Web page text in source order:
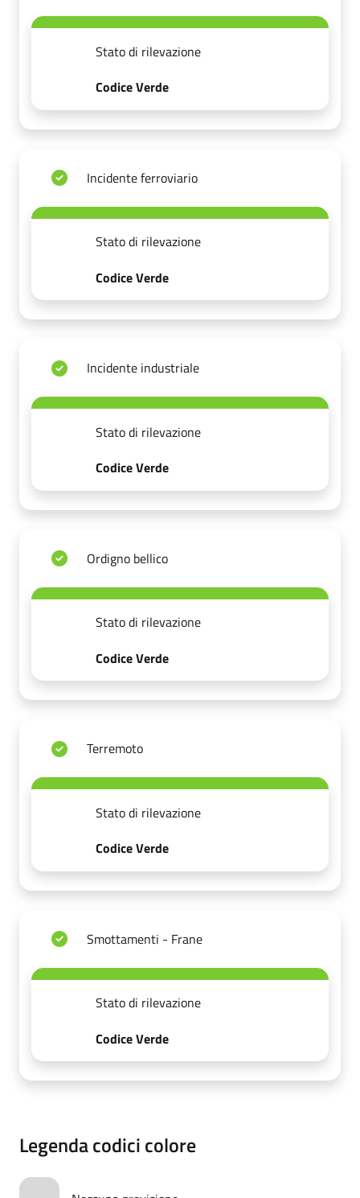
Stato di rilevazione
Codice Verde
Incidente ferroviario
Stato di rilevazione
Codice Verde
Incidente industriale
Stato di rilevazione
Codice Verde
Ordigno bellico
Stato di rilevazione
Codice Verde
Terremoto
Stato di rilevazione
Codice Verde
Smottamenti - Frane
Stato di rilevazione
Codice Verde
Legenda codici colore